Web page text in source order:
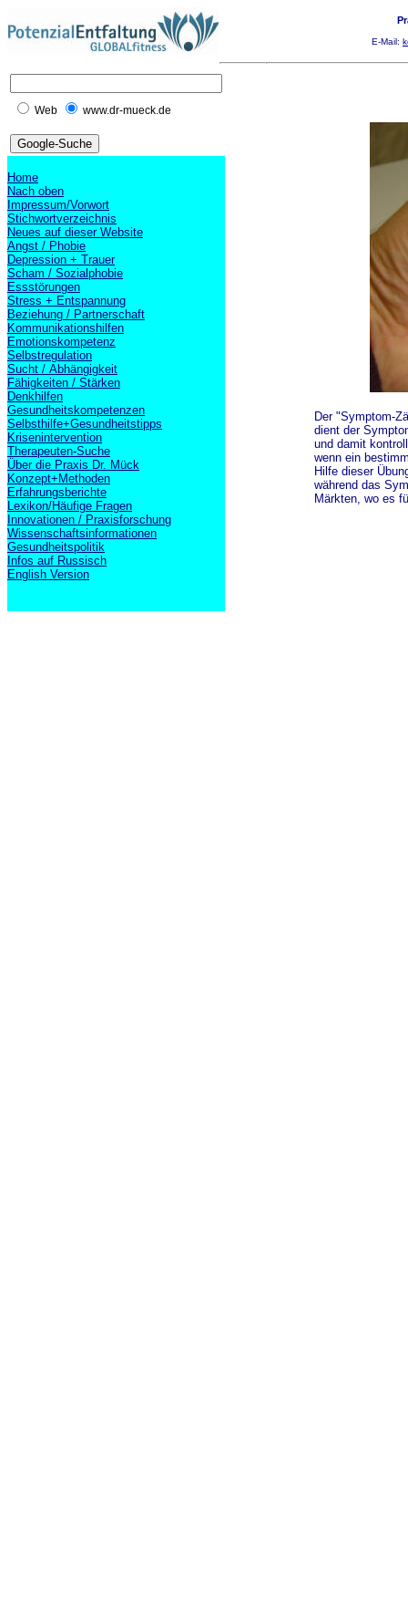
E-Mail:
Web www.dr-mueck.de
Home
Nach oben
Impressum/Vorwort
Stichwortverzeichnis
Neues auf dieser Website
Angst / Phobie
Depression + Trauer
Scham / Sozialphobie
Essstörungen
Stress + Entspannung
Beziehung / Partnerschaft
Kommunikationshilfen
Emotionskompetenz
Selbstregulation
Sucht / Abhängigkeit
Fähigkeiten / Stärken
Denkhilfen
Gesundheitskompetenzen
Selbsthilfe+Gesundheitstipps
Krisenintervention
Therapeuten-Suche
Über die Praxis Dr. Mück
Konzept+Methoden
Erfahrungsberichte
Lexikon/Häufige Fragen
Innovationen / Praxisforschung
Wissenschaftsinformationen
Gesundheitspolitik
Infos auf Russisch
English Version
Der "Symptom-
dient der
und damit
wenn ein
Hilfe dieser
während das
Märkten, wo es